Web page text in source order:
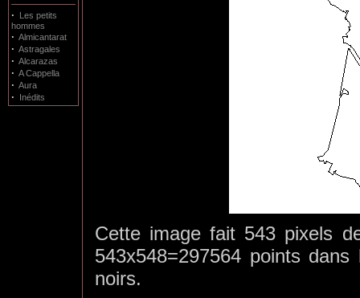
·
Les petits
hommes
· Almicantarat
· Astragales
· Alcarazas
· A Cappella
· Aura
· Inédits
Cette image fait 543 pixels
543x548=297564 points
noirs.